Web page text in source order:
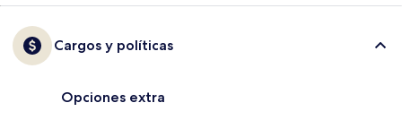
Cargos y políticas
Opciones extra